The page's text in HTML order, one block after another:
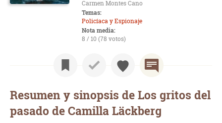
Carmen Montes Cano
Temas:
Policíaca y Espionaje
Nota media:
8 / 10 (78 votos)
Resumen y sinopsis de Los gritos del
pasado de Camilla Läckberg